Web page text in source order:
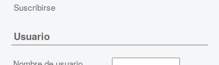
Suscribirse
Usuario